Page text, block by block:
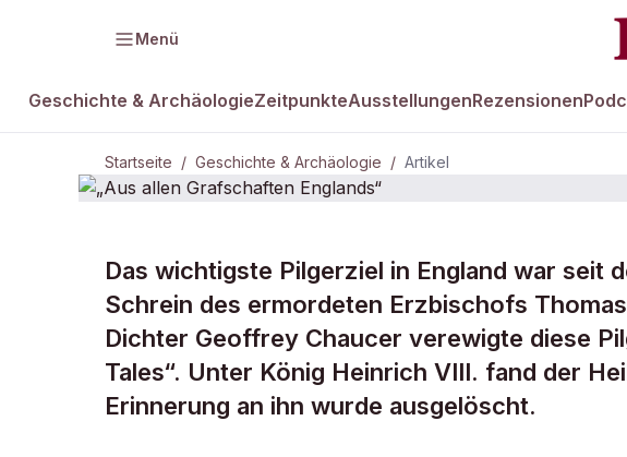
Menü
Geschichte & ArchäologieZeitpunkteAusstellungenRezensionen
Startseite / Geschichte & Archäologie / Artikel
DAMALS PlusGESCHICHTE & ARCHÄOLOGIE
„Aus allen
Grafschaften
Das wichtigste Pilgerziel in England war seit
Schrein des ermordeten Erzbischofs
Dichter Geoffrey Chaucer verewigte diese
Tales“. Unter König Heinrich VIII. fand der
Erinnerung an ihn wurde ausgelöscht.